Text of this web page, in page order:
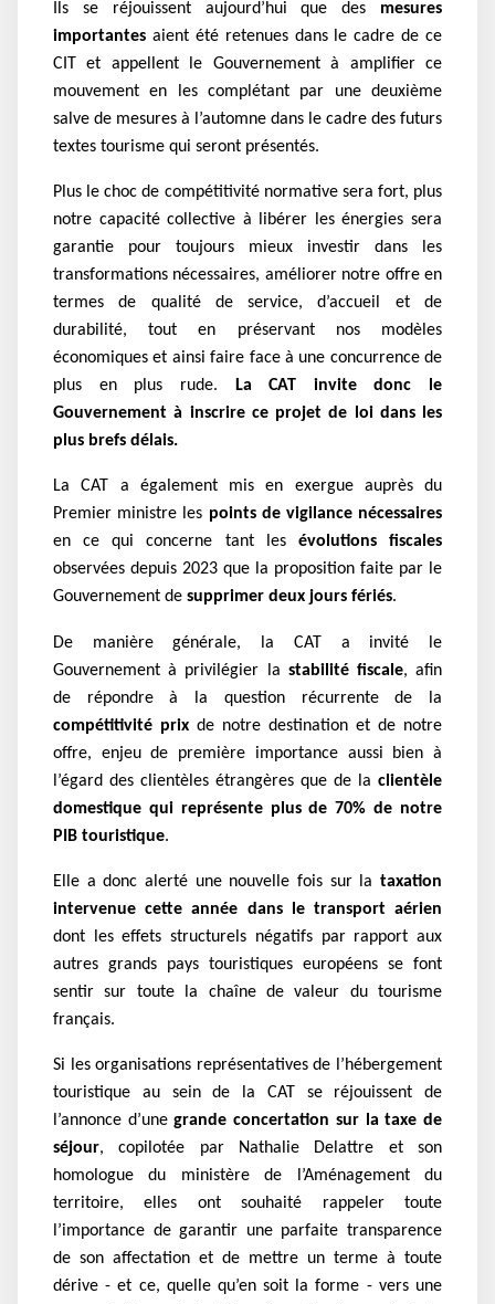
Ils se réjouissent aujourd’hui que des mesures
importantes aient été retenues dans le cadre de ce
CIT et appellent le Gouvernement à amplifier ce
mouvement en les complétant par une deuxième
salve de mesures à l’automne dans le cadre des futurs
textes tourisme qui seront présentés.
Plus le choc de compétitivité normative sera fort, plus
notre capacité collective à libérer les énergies sera
garantie pour toujours mieux investir dans les
transformations nécessaires, améliorer notre offre en
termes de qualité de service, d’accueil et de
durabilité, tout en préservant nos modèles
économiques et ainsi faire face à une concurrence de
plus en plus rude.
La CAT invite donc le
Gouvernement à inscrire ce projet de loi dans les
plus brefs délais.
La CAT a également mis en exergue auprès du
Premier ministre les points de vigilance nécessaires
en ce qui concerne tant les évolutions fiscales
observées depuis 2023 que la proposition faite par le
Gouvernement de supprimer deux jours fériés.
De manière générale, la CAT a invité le
Gouvernement à privilégier la stabilité fiscale, afin
de répondre à la question récurrente de la
compétitivité prix de notre destination et de notre
offre, enjeu de première importance aussi bien à
l’égard des clientèles étrangères que de la clientèle
domestique qui représente plus de 70% de notre
PIB touristique.
Elle a donc alerté une nouvelle fois sur la taxation
intervenue cette année dans le transport aérien
dont les effets structurels négatifs par rapport aux
autres grands pays touristiques européens se font
sentir sur toute la chaîne de valeur du tourisme
français.
Si les organisations représentatives de l’hébergement
touristique au sein de la CAT se réjouissent de
l’annonce d’unegrande concertation sur la taxe de
séjour, copilotée par Nathalie Delattre et son
homologue du ministère de l’Aménagement du
territoire, elles ont souhaité rappeler toute
l’importance de garantir une parfaite transparence
de son affectation et de mettre un terme à toute
dérive - et ce, quelle qu’en soit la forme - vers une